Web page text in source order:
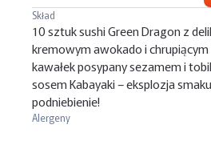
Skład
10 sztuk sushi Green Dragon z
kremowym awokado i
kawałek posypany sezamem i
sosem Kabayaki – eksplozja
podniebienie!
Alergeny